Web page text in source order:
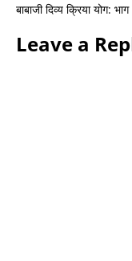
बाबाजी दिव्य क्रिया योग:
Leave a